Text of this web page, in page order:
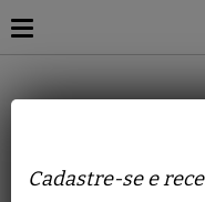
Begônias e
Cadastre-se e